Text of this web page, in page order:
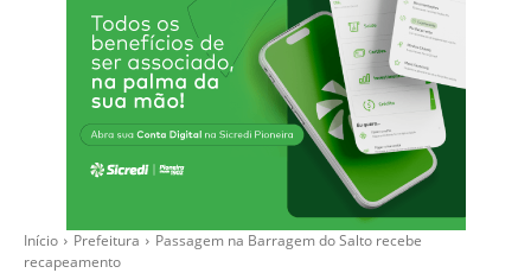
Início Prefeitura
Passagem na Barragem do Salto recebe
recapeamento